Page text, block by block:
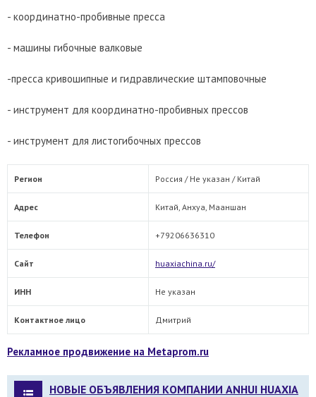
- координатно-пробивные пресса
- машины гибочные валковые
-пресса кривошипные и гидравлические штамповочные
- инструмент для координатно-пробивных прессов
- инструмент для листогибочных прессов
Регион Россия / Не указан / Китай
Адрес Китай, Анхуа, Мааншан
Телефон +79206636310
Сайт huaxiachina.ru/
ИНН Не указан
Контактное лицо Дмитрий
Рекламное продвижение на Metaprom.ru
НОВЫЕ ОБЪЯВЛЕНИЯ КОМПАНИИ ANHUI HUAXIA